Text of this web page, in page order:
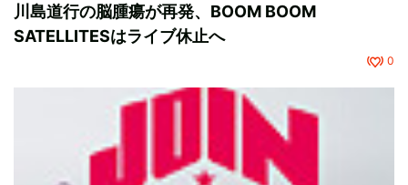
川島道行の脳腫瘍が再発、BOOM BOOM
SATELLITESはライブ休止へ
0